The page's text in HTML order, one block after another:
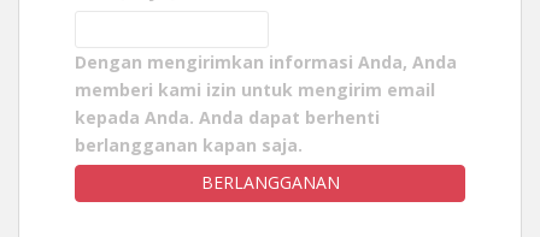
Dengan mengirimkan informasi Anda, Anda
memberi kami izin untuk mengirim email
kepada Anda. Anda dapat berhenti
berlangganan kapan saja.
BERLANGGANAN